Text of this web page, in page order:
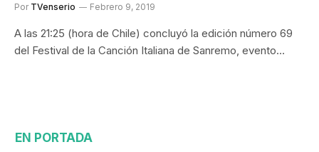
Por TVenserio Febrero 9, 2019
A las 21:25 (hora de Chile) concluyó la edición número 69
del Festival de la Canción Italiana de Sanremo, evento…
EN PORTADA